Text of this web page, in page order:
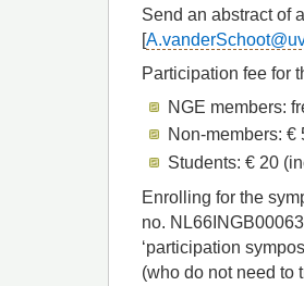
Send an abstract of
[
Participation fee for
NGE members:
Non-members:
Students: € 20
Enrolling for the
no.
‘participation
(who do not need to